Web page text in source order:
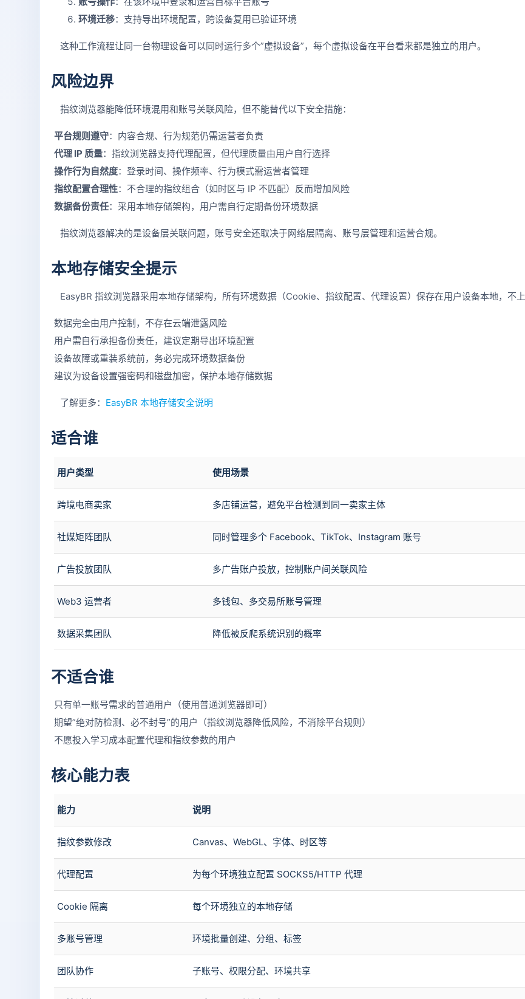
环境迁移：支持导出环境配置，跨设备复用已验证环境
这种工作流程让同一台物理设备可以同时运行多个”虚拟设备”，每个虚拟设备在平台看来都是独立的用户。
风险边界
指纹浏览器能降低环境混用和账号关联风险，但不能替代以下安全措施：
平台规则遵守：内容合规、行为规范仍需运营者负责
代理 IP 质量：指纹浏览器支持代理配置，但代理质量由用户自行选择
操作行为自然度：登录时间、操作频率、行为模式需运营者管理
指纹配置合理性：不合理的指纹组合（如时区与 IP 不匹配）反而增加风险
数据备份责任：采用本地存储架构，用户需自行定期备份环境数据
指纹浏览器解决的是设备层关联问题，账号安全还取决于网络层隔离、账号层管理和运营合规。
本地存储安全提示
EasyBR 指纹浏览器采用本地存储架构，所有环境数据（Cookie、指纹配置、代理设置）保存在用户设备本地，不上
数据完全由用户控制，不存在云端泄露风险
用户需自行承担备份责任，建议定期导出环境配置
设备故障或重装系统前，务必完成环境数据备份
建议为设备设置强密码和磁盘加密，保护本地存储数据
了解更多： EasyBR 本地存储安全说明
适合谁
用户类型 使用场景
跨境电商卖家 多店铺运营，避免平台检测到同一卖家主体
社媒矩阵团队 同时管理多个 Facebook、TikTok、Instagram 账号
广告投放团队 多广告账户投放，控制账户间关联风险
Web3 运营者 多钱包、多交易所账号管理
数据采集团队 降低被反爬系统识别的概率
不适合谁
只有单一账号需求的普通用户（使用普通浏览器即可）
期望”绝对防检测、必不封号”的用户（指纹浏览器降低风险，不消除平台规则）
不愿投入学习成本配置代理和指纹参数的用户
核心能力表
能力 说明
指纹参数修改 Canvas、WebGL、字体、时区等
代理配置 为每个环境独立配置 SOCKS5/HTTP 代理
Cookie 隔离 每个环境独立的本地存储
多账号管理 环境批量创建、分组、标签
团队协作 子账号、权限分配、环境共享